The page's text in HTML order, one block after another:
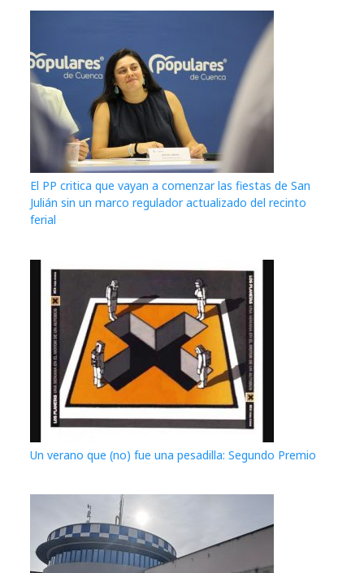
El PP critica que vayan a comenzar las fiestas de San
Julián sin un marco regulador actualizado del recinto
ferial
Un verano que (no) fue una pesadilla: Segundo Premio